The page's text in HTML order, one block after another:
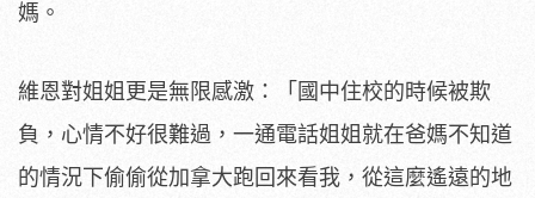
媽。
維恩對姐姐更是無限感激：「國中住校的時候被欺
負，心情不好很難過，一通電話姐姐就在爸媽不知道
的情況下偷偷從加拿大跑回來看我，從這麼遙遠的地